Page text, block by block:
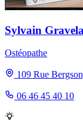
Sylvain
Ostéopathe
109 Rue
06 46 45 40 10